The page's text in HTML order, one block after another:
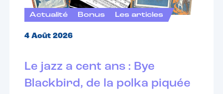
Actualité Bonus Les articles
4 Août 2026
Le jazz a cent ans : Bye
Blackbird, de la polka piquée